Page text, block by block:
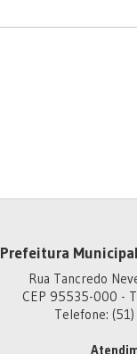
Prefeitura
Rua Tancredo
CEP 95535-000 -
Telefone: